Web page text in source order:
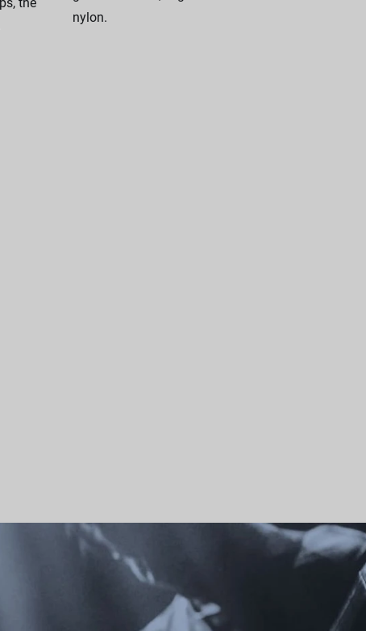
the
nylon.